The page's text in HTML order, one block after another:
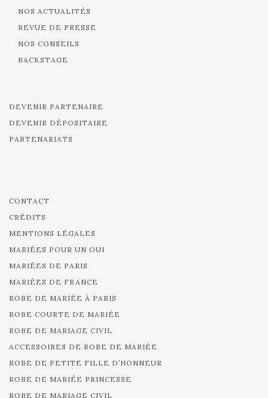
NOS ACTUALITÉS
REVUE DE PRESSE
NOS CONSEILS
BACKSTAGE
DEVENIR PARTENAIRE
DEVENIR DÉPOSITAIRE
PARTENARIATS
CONTACT
CRÉDITS
MENTIONS LÉGALES
MARIÉES POUR UN OUI
MARIÉES DE PARIS
MARIÉES DE FRANCE
ROBE DE MARIÉE À PARIS
ROBE COURTE DE MARIÉE
ROBE DE MARIAGE CIVIL
ACCESSOIRES DE ROBE DE MARIÉE
ROBE DE PETITE FILLE D’HONNEUR
ROBE DE MARIÉE PRINCESSE
ROBE DE MARIAGE CIVIL